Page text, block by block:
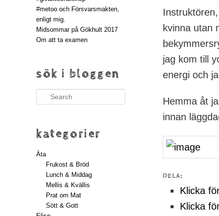
kvinna utan
jag kom till
energi och
Hemma åt
innan
DELA:
Klicka
Klicka
#metoo och Försvarsmakten,
enligt mig.
Midsommar på Gökhult 2017
Om att ta examen
sök i bloggen
Search
kategorier
Äta
Frukost & Bröd
Lunch & Middag
Mellis & Kvällis
Prat om Mat
Sött & Gott